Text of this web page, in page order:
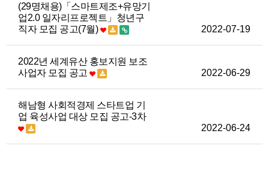
(29명채용)「스마트제조+유망기
업2.0 일자리프로젝트」청년구
직자 모집 공고(7월)
2022-07-19
2022년 세계유산 홍보지원 보조
사업자 모집 공고
2022-06-29
해남형 사회적경제 스타트업 기
업 육성사업 대상 모집 공고-3차
2022-06-24